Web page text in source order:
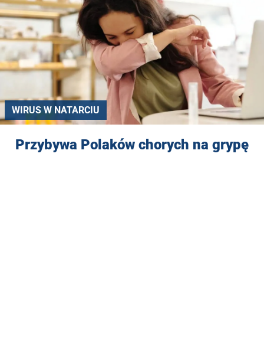
WIRUS W NATARCIU
Przybywa Polaków chorych na grypę